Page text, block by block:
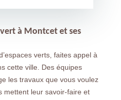
à Montcet et ses
verts, faites appel à
cette ville. Des équipes
les travaux que vous voulez
mettent leur savoir-faire et